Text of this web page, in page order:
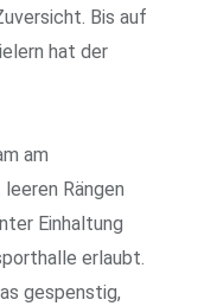
Bis auf
hat der
am
Rängen
Einhaltung
erlaubt.
gespenstig,